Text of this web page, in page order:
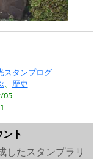
スタンプログ
、 歴史
05
ト
したスタンプラリ